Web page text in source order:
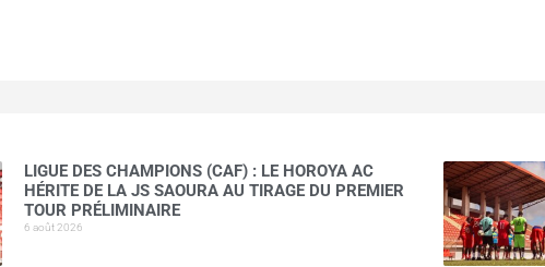
LIGUE DES CHAMPIONS (CAF) : LE HOROYA AC
HÉRITE DE LA JS SAOURA AU TIRAGE DU PREMIER
TOUR PRÉLIMINAIRE
6 août 2026